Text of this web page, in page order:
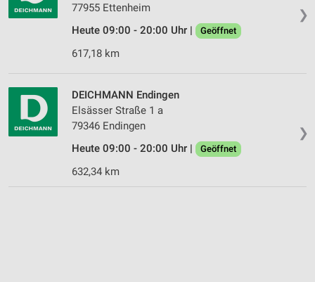
❯
77955 Ettenheim
Heute 09:00 - 20:00 Uhr |
Geöffnet
617,18 km
❯
DEICHMANN Endingen
Elsässer Straße 1 a
79346 Endingen
Heute 09:00 - 20:00 Uhr |
Geöffnet
632,34 km